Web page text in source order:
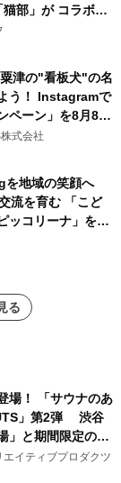
部」が コラボキ
津の"看板犬"の名
う！ Instagramで
ペーン」を8月8日
式会社
を地域の笑顔へ
流を育む 「こど
ッコリーナ」を9
る
場！ 「サウナのあ
」第2弾 渋谷
」と期間限定のコ
ウナイキタイコラ
！
イティブプロダクツ